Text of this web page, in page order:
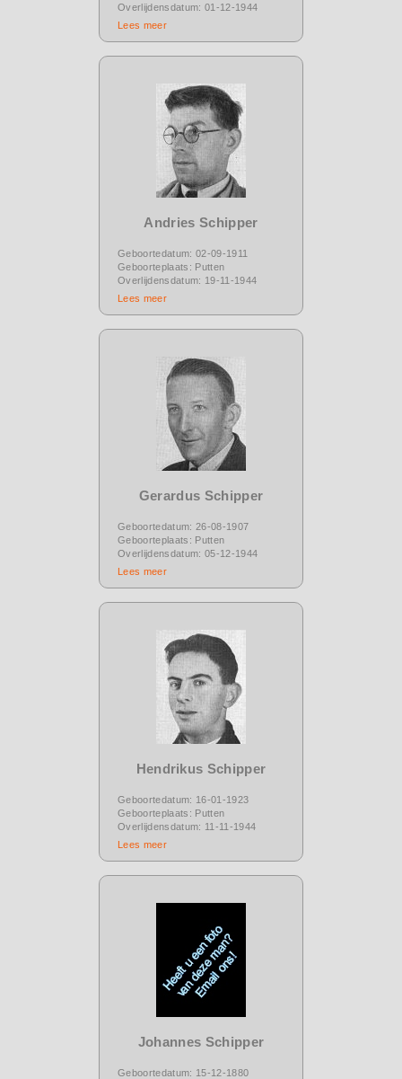
Overlijdensdatum: 01-12-1944
Lees meer
Andries Schipper
Geboortedatum: 02-09-1911
Geboorteplaats: Putten
Overlijdensdatum: 19-11-1944
Lees meer
Gerardus Schipper
Geboortedatum: 26-08-1907
Geboorteplaats: Putten
Overlijdensdatum: 05-12-1944
Lees meer
Hendrikus Schipper
Geboortedatum: 16-01-1923
Geboorteplaats: Putten
Overlijdensdatum: 11-11-1944
Lees meer
Johannes Schipper
Geboortedatum: 15-12-1880